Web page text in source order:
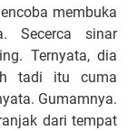
membuka
Secerca sinar
Ternyata, dia
tadi itu cuma
Gumamnya.
dari tempat